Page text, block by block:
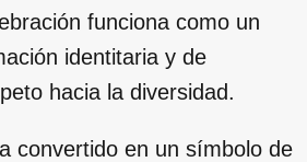
funciona como un
identitaria y de
hacia la diversidad.
convertido en un símbolo de